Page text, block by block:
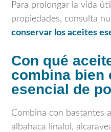
Para prolongar la vida
propiedades, consulta
conservar los aceites
Con qué
combina bien
esencial de
Combina con bastantes
albahaca linalol,